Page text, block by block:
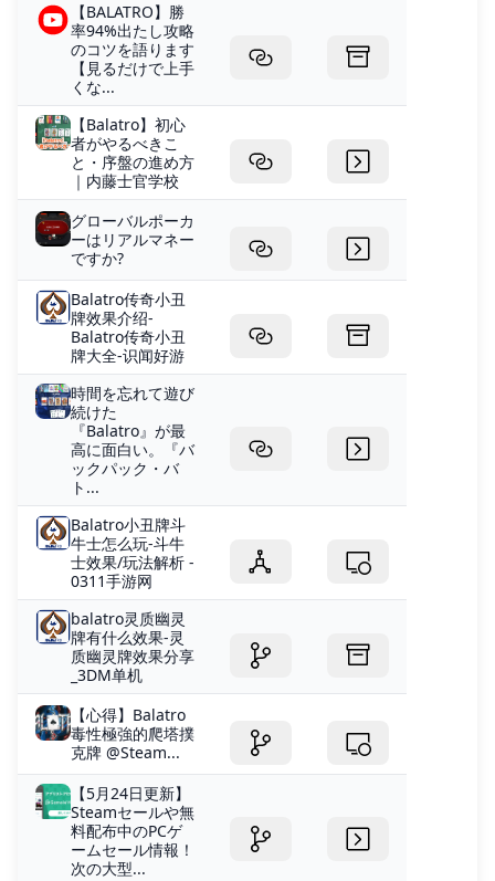
【BALATRO】勝
率94%出たし攻略
のコツを語ります
【見るだけで上手
くな...
【Balatro】初心
者がやるべきこ
と・序盤の進め方
｜内藤士官学校
グローバルポーカ
ーはリアルマネー
ですか?
Balatro传奇小丑
牌效果介绍-
Balatro传奇小丑
牌大全-识闻好游
時間を忘れて遊び
続けた
『Balatro』が最
高に面白い。『バ
ックパック・バ
ト...
Balatro小丑牌斗
牛士怎么玩-斗牛
士效果/玩法解析 -
0311手游网
balatro灵质幽灵
牌有什么效果-灵
质幽灵牌效果分享
_3DM单机
【心得】Balatro
毒性極強的爬塔撲
克牌 @Steam...
【5月24日更新】
Steamセールや無
料配布中のPCゲ
ームセール情報！
次の大型...